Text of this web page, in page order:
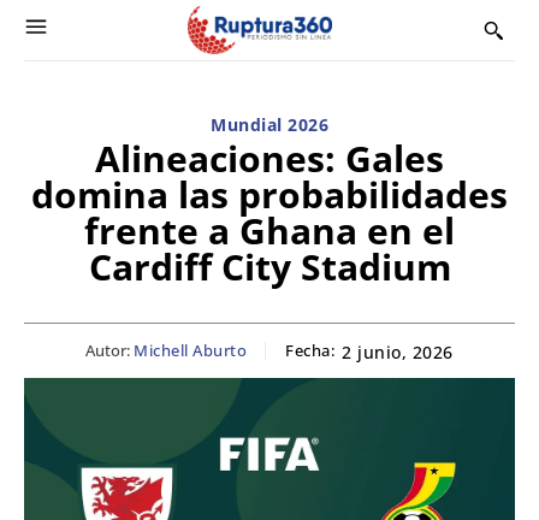
Mundial 2026
Alineaciones: Gales
domina las probabilidades
frente a Ghana en el
Cardiff City Stadium
Autor: Michell Aburto Fecha: 2 junio, 2026